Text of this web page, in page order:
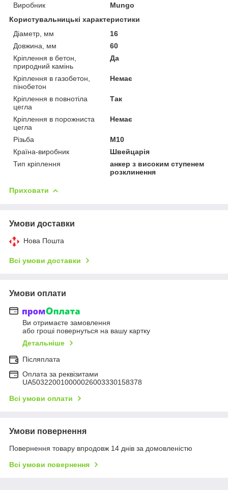
Виробник
Mungo
Користувальницькі характеристики
Діаметр, мм
16
Довжина, мм
60
Кріплення в бетон,
природний камінь
Да
Кріплення в газобетон,
пінобетон
Немає
Кріплення в повнотіла
цегла
Так
Кріплення в порожниста
цегла
Немає
Різьба
М10
Країна-виробник
Швейцарія
Тип кріплення
анкер з високим ступенем
розклинення
Приховати
Умови доставки
Нова Пошта
Всі умови доставки
Умови оплати
Ви отримаєте замовлення
або гроші повернуться на вашу картку
Детальніше
Післяплата
Оплата за реквізитами
UA503220010000026003330158378
Всі умови оплати
Умови повернення
Повернення товару впродовж 14 днів за домовленістю
Всі умови повернення